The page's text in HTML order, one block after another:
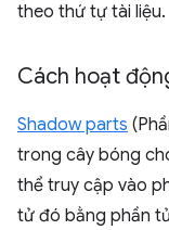
theo thứ tự tài liệu.
Cách hoạt
Shadow parts
trong cây bóng
thể truy cập vào
tử đó bằng phần